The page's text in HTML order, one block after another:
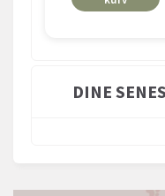
DINE